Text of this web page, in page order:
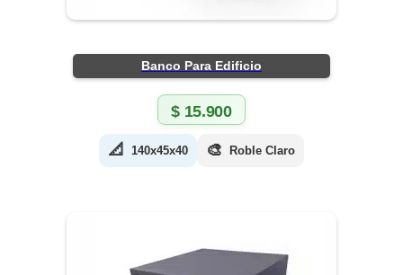
Banco Para Edificio
$15.900
📐 140x45x40 🎨 Roble Claro